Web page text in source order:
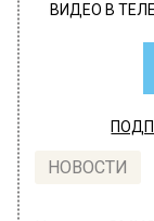
ВИДЕО В
НОВОСТИ